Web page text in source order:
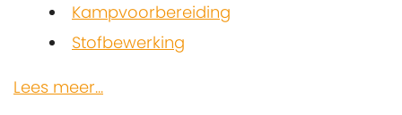
Kampvoorbereiding
Stofbewerking
Lees meer...